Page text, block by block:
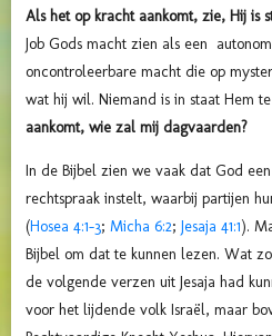
Als het op kracht aankomt, zie, Hij is
Job Gods macht zien als een
oncontroleerbare macht die op
wat hij wil. Niemand is in staat Hem te
aankomt, wie zal mij dagvaarden?
In de Bijbel zien we vaak dat God
rechtspraak instelt, waarbij partijen
(Hosea 4:1-3; Micha 6:2; Jesaja 41:1).
Bijbel om dat te kunnen lezen. Wat
de volgende verzen uit Jesaja had
voor het lijdende volk Israël, maar